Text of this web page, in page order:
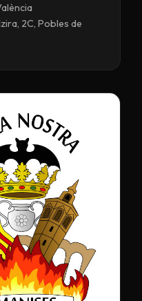
2C, Pobles de